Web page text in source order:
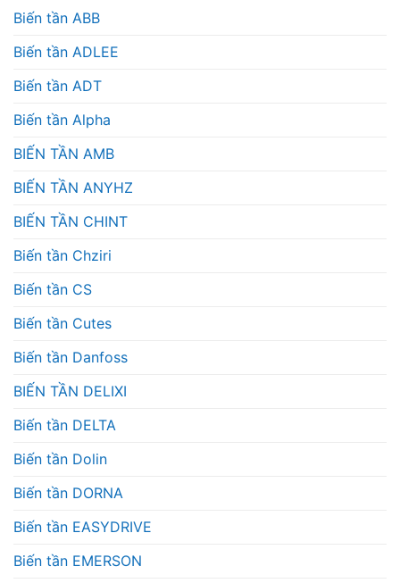
Biến tần ABB
Biến tần ADLEE
Biến tần ADT
Biến tần Alpha
BIẾN TẦN AMB
BIẾN TẦN ANYHZ
BIẾN TẦN CHINT
Biến tần Chziri
Biến tần CS
Biến tần Cutes
Biến tần Danfoss
BIẾN TẦN DELIXI
Biến tần DELTA
Biến tần Dolin
Biến tần DORNA
Biến tần EASYDRIVE
Biến tần EMERSON